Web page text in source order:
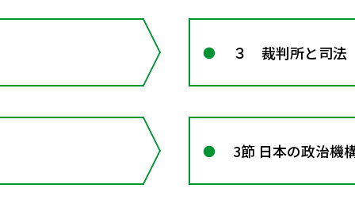
３ 裁判所と司法
3節 日本の政治機